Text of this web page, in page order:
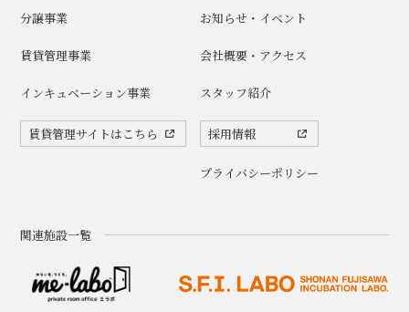
分譲事業
賃貸管理事業
インキュベーション事業
賃貸管理サイトはこちら
お知らせ・イベント
会社概要・アクセス
スタッフ紹介
採用情報
プライバシーポリシー
関連施設一覧